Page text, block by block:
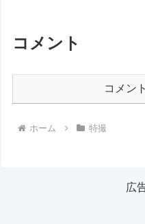
コメント
コメン
ホーム 特撮
広